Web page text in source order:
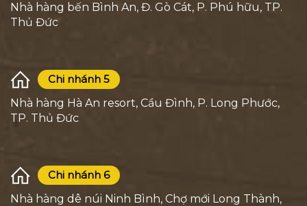
Nhà hàng bến Bình An, Đ. Gò Cát, P. Phú hữu, TP.
Thủ Đức
Chi nhánh 5
Nhà hàng Hà An resort, Cầu Đình, P. Long Phước,
TP. Thủ Đức
Chi nhánh 6
Nhà hàng dê núi Ninh Bình, Chợ mới Long Thành,